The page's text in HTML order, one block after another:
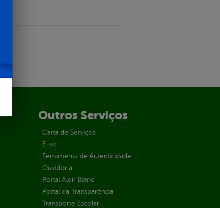
Outros Serviços
Carta de Serviços
E-sic
Ferramenta de Autenticidade
Ouvidoria
Portal Aldir Blanc
Portal da Transparência
Transporte Escolar